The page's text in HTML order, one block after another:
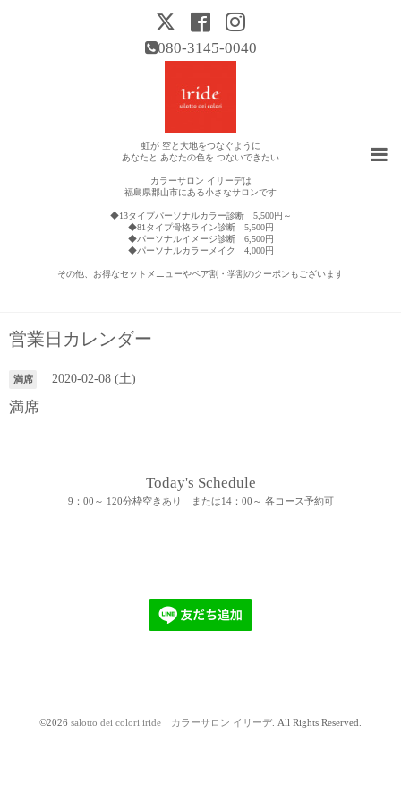
080-3145-0040
虹が 空と大地をつなぐように
あなたと あなたの色を つないできたい
カラーサロン イリーデは
福島県郡山市にある小さなサロンです
◆13タイプパーソナルカラー診断 5,500円～
◆81タイプ骨格ライン診断 5,500円
◆パーソナルイメージ診断 6,500円
◆パーソナルカラーメイク 4,000円
その他、お得なセットメニューやペア割・学割のクーポンもございます
営業日カレンダー
満席 2020-02-08 (土)
満席
Today's Schedule
9：00～ 120分枠空きあり または14：00～ 各コース予約可
©2026 salotto dei colori iride カラーサロン イリーデ. All Rights Reserved.